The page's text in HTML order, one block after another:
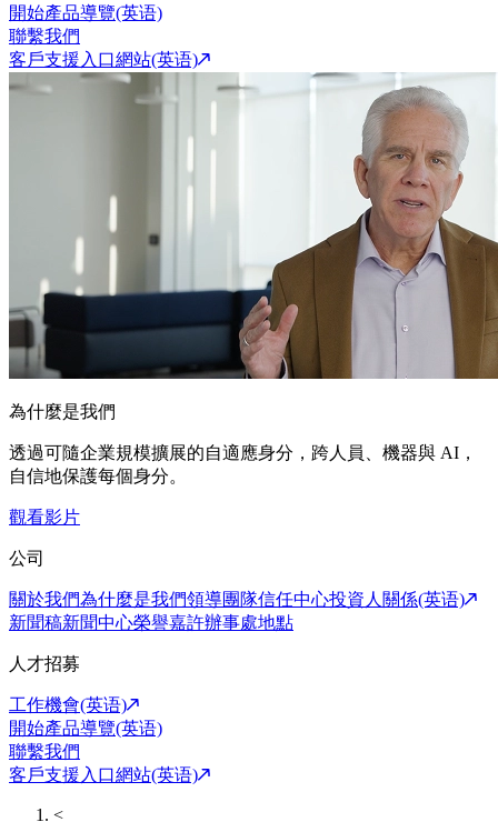
開始產品導覽(英语)
聯繫我們
客戶支援入口網站(英语)
為什麼是我們
透過可隨企業規模擴展的自適應身分，跨人員、機器與 AI，
自信地保護每個身分。
觀看影片
公司
關於我們為什麼是我們領導團隊信任中心投資人關係(英语)
新聞稿新聞中心榮譽嘉許辦事處地點
人才招募
工作機會(英语)
開始產品導覽(英语)
聯繫我們
客戶支援入口網站(英语)
<